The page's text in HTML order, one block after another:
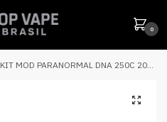
0
KIT MOD PARANORMAL DNA 250C 200W – LOST VAPE